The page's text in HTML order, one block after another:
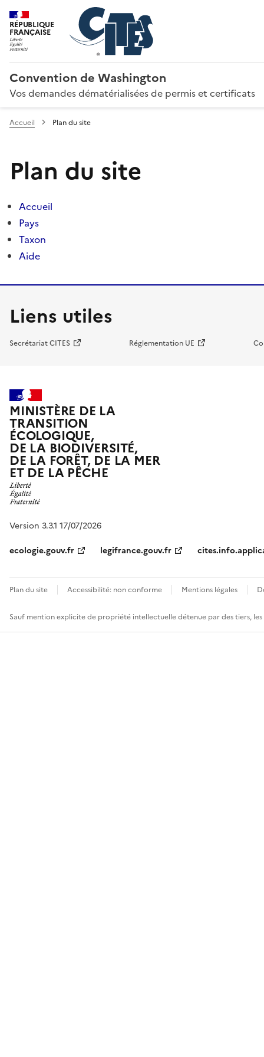
RÉPUBLIQUE
FRANÇAISE
Convention de Washington
Vos demandes dématérialisées de permis et certificats
Accueil Plan du site
Plan du site
Accueil
Pays
Taxon
Aide
Liens utiles
Secrétariat CITES Réglementation UE
MINISTÈRE DE LA
TRANSITION
ÉCOLOGIQUE,
DE LA BIODIVERSITÉ,
DE LA FORÊT, DE LA MER
ET DE LA PÊCHE
Version 3.3.1 17/07/2026
ecologie.gouv.fr
legifrance.gouv.fr
Plan du site Accessibilité: non conforme Mentions légales
Sauf mention explicite de propriété intellectuelle détenue par des tiers,